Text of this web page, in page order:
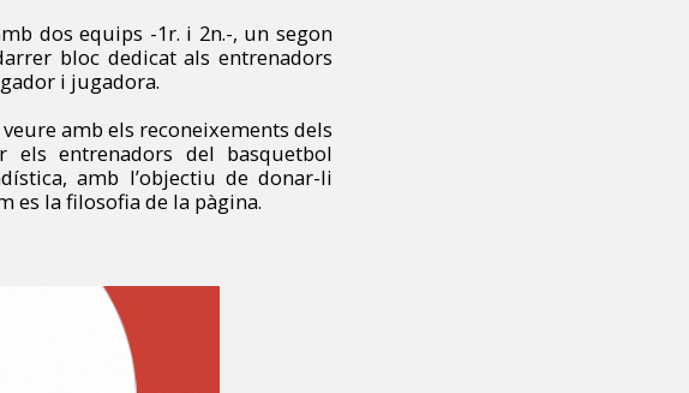
dos equips -1r. i 2n.-, un segon
bloc dedicat als entrenadors
i jugadora.
amb els reconeixements dels
els entrenadors del basquetbol
amb l’objectiu de donar-li
es la filosofia de la pàgina.